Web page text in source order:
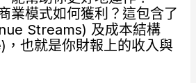
業模式如何獲利？這包含了
Streams) 及成本結構
也就是你財報上的收入與